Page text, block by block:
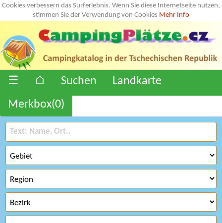
Cookies verbessern das Surferlebnis. Wenn Sie diese Internetseite nutzen,
stimmen Sie der Verwendung von Cookies Mehr Info
☰ ⌂ Suchen
Landkarte
Merkbox(0)